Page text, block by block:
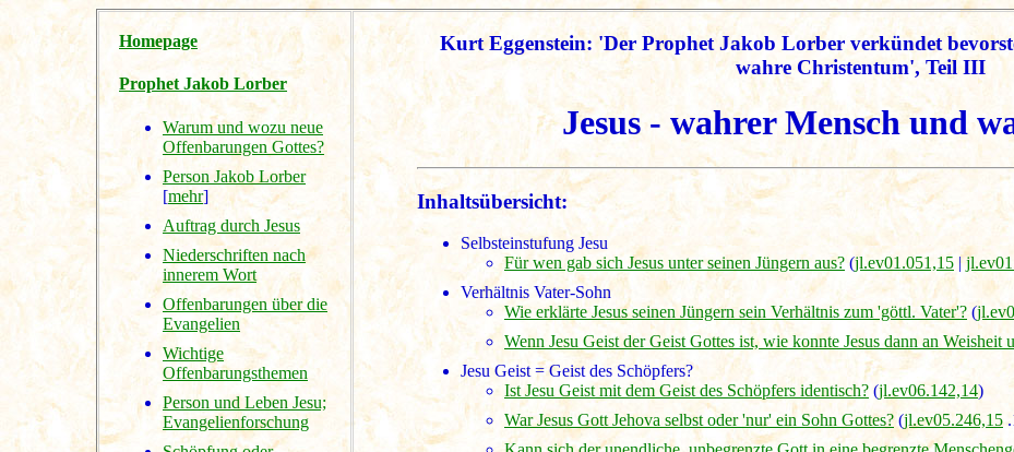
Homepage
Prophet Jakob Lorber
Warum und wozu neue
Offenbarungen Gottes?
Person Jakob Lorber
[mehr]
Auftrag durch Jesus
Niederschriften nach
innerem Wort
Offenbarungen über die
Evangelien
Wichtige
Offenbarungsthemen
Person und Leben Jesu;
Evangelienforschung
Kurt Eggenstein: 'Der Prophet Jakob Lorber verkündet
wahre Christentum', Teil III
Jesus - wahrer Mensch und
Inhaltsübersicht:
Selbsteinstufung Jesu
Für wen gab sich Jesus unter seinen Jüngern aus? (jl.ev01.051,15 |
Verhältnis Vater-Sohn
Wie erklärte Jesus seinen Jüngern sein Verhältnis zum 'göttl. Vater'? (
Wenn Jesu Geist der Geist Gottes ist, wie konnte Jesus dann an Weisheit
Jesu Geist = Geist des Schöpfers?
Ist Jesu Geist mit dem Geist des Schöpfers identisch? (jl.ev06.142,14)
War Jesus Gott Jehova selbst oder 'nur' ein Sohn Gottes? (jl.ev05.246,15